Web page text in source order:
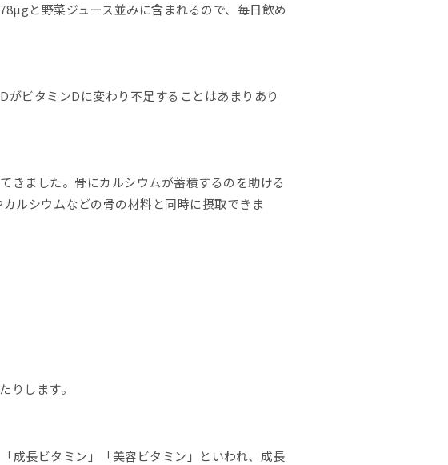
と野菜ジュース並みに含まれるので、毎日飲め
ビタミンDに変わり不足することはあまりあり
きました。骨にカルシウムが蓄積するのを助ける
ルシウムなどの骨の材料と同時に摂取できま
りします。
成長ビタミン」「美容ビタミン」といわれ、成長